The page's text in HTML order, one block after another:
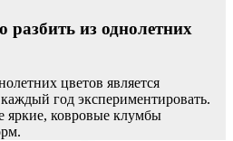
из однолетних
цветов является
год экспериментировать.
яркие, ковровые клумбы